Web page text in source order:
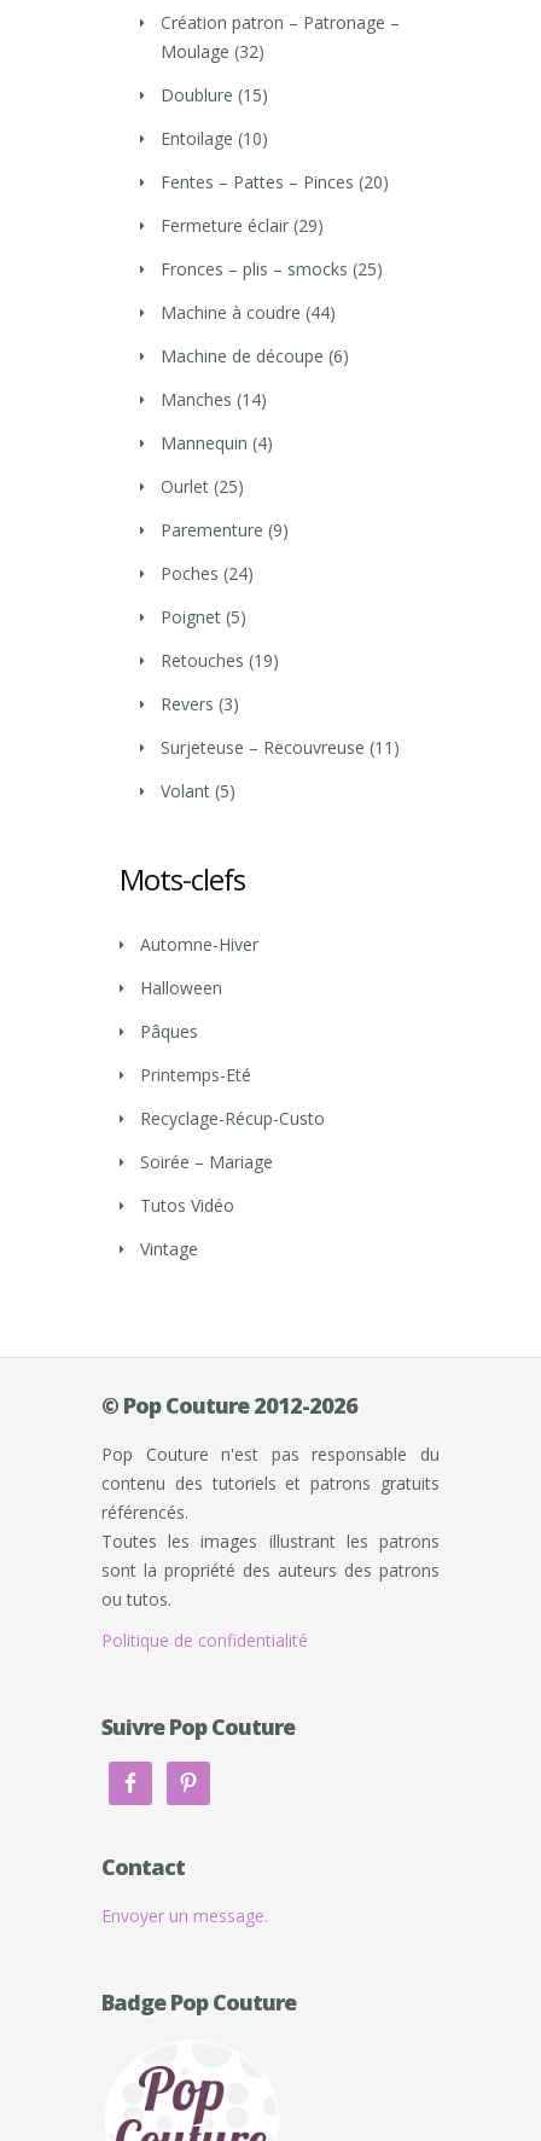
Création patron – Patronage –
Moulage (32)
Doublure (15)
Entoilage (10)
Fentes – Pattes – Pinces (20)
Fermeture éclair (29)
Fronces – plis – smocks (25)
Machine à coudre (44)
Machine de découpe (6)
Manches (14)
Mannequin (4)
Ourlet (25)
Parementure (9)
Poches (24)
Poignet (5)
Retouches (19)
Revers (3)
Surjeteuse – Recouvreuse (11)
Volant (5)
Mots-clefs
Automne-Hiver
Halloween
Pâques
Printemps-Eté
Recyclage-Récup-Custo
Soirée – Mariage
Tutos Vidéo
Vintage
© Pop Couture 2012-2026
Pop Couture n'est pas responsable du
contenu des tutoriels et patrons gratuits
référencés.
Toutes les images illustrant les patrons
sont la propriété des auteurs des patrons
ou tutos.
Politique de confidentialité
Suivre Pop Couture
Contact
Envoyer un message.
Badge Pop Couture